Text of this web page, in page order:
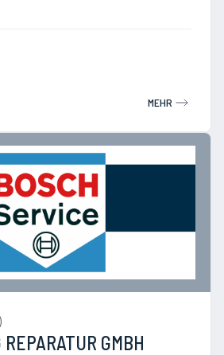
MEHR
)
GMBH